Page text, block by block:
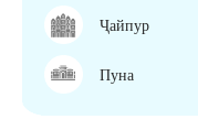
Ҷайпур
Пуна